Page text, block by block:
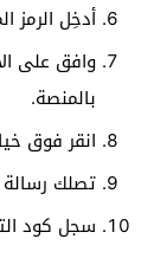
أدخِل الرمز
وافق على
بالمنصة.
انقر فوق
تصلك
سجل كود